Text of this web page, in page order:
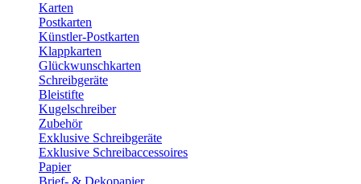
Karten
Postkarten
Künstler-Postkarten
Klappkarten
Glückwunschkarten
Schreibgeräte
Bleistifte
Kugelschreiber
Zubehör
Exklusive Schreibgeräte
Exklusive Schreibaccessoires
Papier
Brief- & Dekopapier